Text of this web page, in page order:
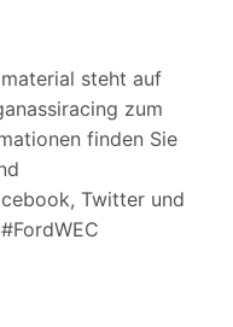
steht auf
zum
finden Sie
Twitter und